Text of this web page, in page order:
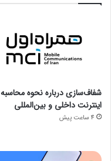
شفاف‌سازی درباره نحوه محاسبه
اینترنت داخلی و بین‌المللی
4 ساعت پیش